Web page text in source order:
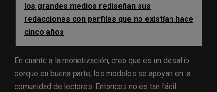
los grandes medios rediseñan sus
redacciones con perfiles que no existían hace
cinco años
En cuanto a la monetización, creo que es un desafío
porque en buena parte, los modelos se apoyan en la
comunidad de lectores. Entonces no es tan fácil